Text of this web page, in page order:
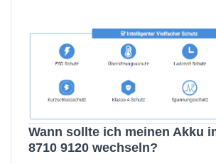
Wann sollte ich meinen Akku
8710 9120 wechseln?